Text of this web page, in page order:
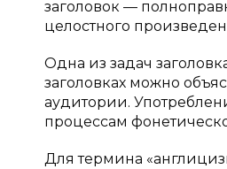
заголовок —
целостного
Одна из задач
заголовках можно
аудитории.
процессам
Для термина